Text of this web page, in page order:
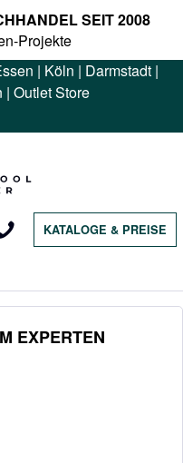
SEIT 2008
Projekte
| Köln | Darmstadt |
| Outlet Store
KATALOGE & PREISE
EXPERTEN